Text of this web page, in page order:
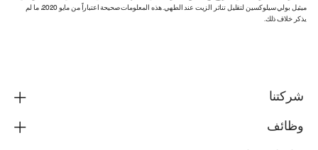
ميثيل بولي سيلوكسين لتقليل تناثر الزيت عند الطهي. هذه المعلومات صحيحة اعتباراً من مايو 2020، ما لم
يذكر خلاف ذلك.
شركتنا
وظائف